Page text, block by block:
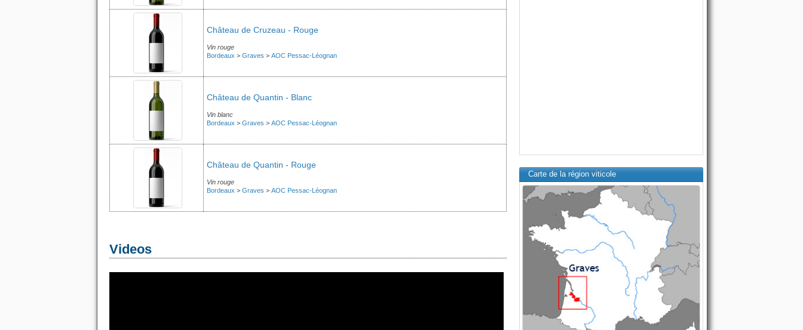
Château de Cruzeau - Rouge
Vin rouge
Bordeaux > Graves > AOC Pessac-Léognan
Château de Quantin - Blanc
Vin blanc
Bordeaux > Graves > AOC Pessac-Léognan
Château de Quantin - Rouge
Vin rouge
Bordeaux > Graves > AOC Pessac-Léognan
Videos
Carte de la région viticole